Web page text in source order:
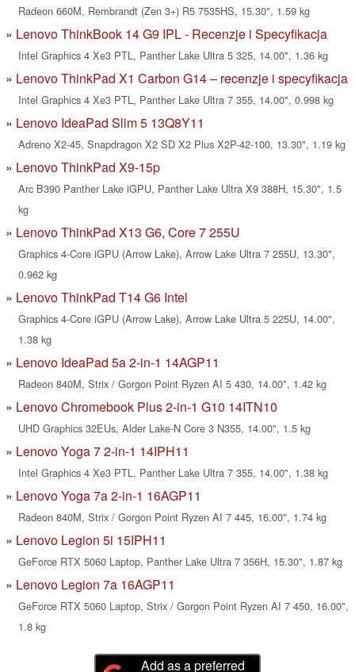
Radeon 660M, Rembrandt (Zen 3+) R5 7535HS, 15.30", 1.59 kg
Lenovo ThinkBook 14 G9 IPL - Recenzje i Specyfikacja
Intel Graphics 4 Xe3 PTL, Panther Lake Ultra 5 325, 14.00", 1.36 kg
Lenovo ThinkPad X1 Carbon G14 – recenzje i specyfikacja
Intel Graphics 4 Xe3 PTL, Panther Lake Ultra 7 355, 14.00", 0.998 kg
Lenovo IdeaPad Slim 5 13Q8Y11
Adreno X2-45, Snapdragon X2 SD X2 Plus X2P-42-100, 13.30", 1.19 kg
Lenovo ThinkPad X9-15p
Arc B390 Panther Lake iGPU, Panther Lake Ultra X9 388H, 15.30", 1.5
kg
Lenovo ThinkPad X13 G6, Core 7 255U
Graphics 4-Core iGPU (Arrow Lake), Arrow Lake Ultra 7 255U, 13.30",
0.962 kg
Lenovo ThinkPad T14 G6 Intel
Graphics 4-Core iGPU (Arrow Lake), Arrow Lake Ultra 5 225U, 14.00",
1.38 kg
Lenovo IdeaPad 5a 2-in-1 14AGP11
Radeon 840M, Strix / Gorgon Point Ryzen AI 5 430, 14.00", 1.42 kg
Lenovo Chromebook Plus 2-in-1 G10 14ITN10
UHD Graphics 32EUs, Alder Lake-N Core 3 N355, 14.00", 1.5 kg
Lenovo Yoga 7 2-in-1 14IPH11
Intel Graphics 4 Xe3 PTL, Panther Lake Ultra 7 355, 14.00", 1.38 kg
Lenovo Yoga 7a 2-in-1 16AGP11
Radeon 840M, Strix / Gorgon Point Ryzen AI 7 445, 16.00", 1.74 kg
Lenovo Legion 5i 15IPH11
GeForce RTX 5060 Laptop, Panther Lake Ultra 7 356H, 15.30", 1.87 kg
Lenovo Legion 7a 16AGP11
GeForce RTX 5060 Laptop, Strix / Gorgon Point Ryzen AI 7 450, 16.00",
1.8 kg
Add as a preferred